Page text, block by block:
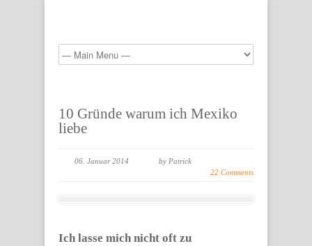
10 Gründe warum ich Mexiko
liebe
06. Januar 2014
by Patrick
22 Comments
Ich lasse mich nicht oft zu